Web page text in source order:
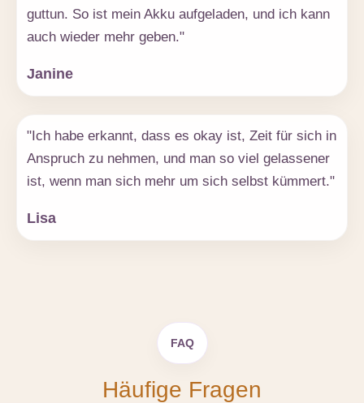
guttun. So ist mein Akku aufgeladen, und ich kann
auch wieder mehr geben."
Janine
"Ich habe erkannt, dass es okay ist, Zeit für sich in
Anspruch zu nehmen, und man so viel gelassener
ist, wenn man sich mehr um sich selbst kümmert."
Lisa
FAQ
Häufige Fragen